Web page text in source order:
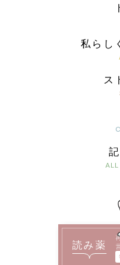
私らし
ス
読み薬